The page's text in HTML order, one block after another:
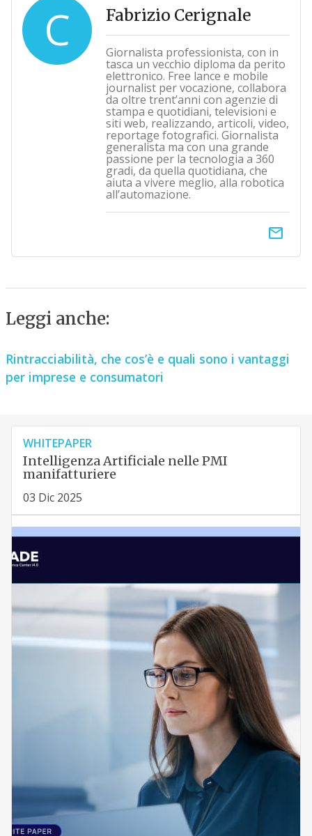
C Fabrizio Cerignale
Giornalista professionista, con in
tasca un vecchio diploma da perito
elettronico. Free lance e mobile
journalist per vocazione, collabora
da oltre trent’anni con agenzie di
stampa e quotidiani, televisioni e
siti web, realizzando, articoli, video,
reportage fotografici. Giornalista
generalista ma con una grande
passione per la tecnologia a 360
gradi, da quella quotidiana, che
aiuta a vivere meglio, alla robotica
all’automazione.
email
Leggi anche:
Rintracciabilità, che cos’è e quali sono i vantaggi
per imprese e consumatori
WHITEPAPER
Intelligenza Artificiale nelle PMI
manifatturiere
03 Dic 2025